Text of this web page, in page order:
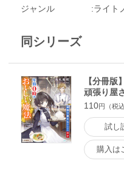
る2本を収録。※こちらは【
ジャンル
ライト
同シリーズ
【分冊版
頑張り屋
版
110円（税込
試し
購入は